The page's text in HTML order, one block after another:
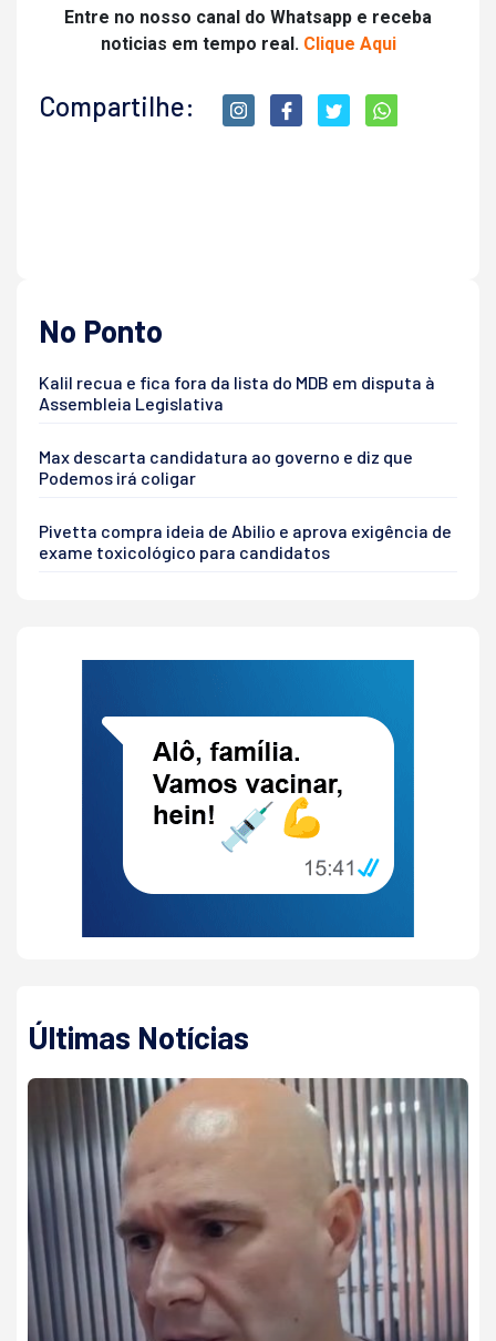
Entre no nosso canal do Whatsapp e receba
noticias em tempo real. Clique Aqui
Compartilhe:
No Ponto
Kalil recua e fica fora da lista do MDB em disputa à
Assembleia Legislativa
Max descarta candidatura ao governo e diz que
Podemos irá coligar
Pivetta compra ideia de Abilio e aprova exigência de
exame toxicológico para candidatos
Últimas Notícias